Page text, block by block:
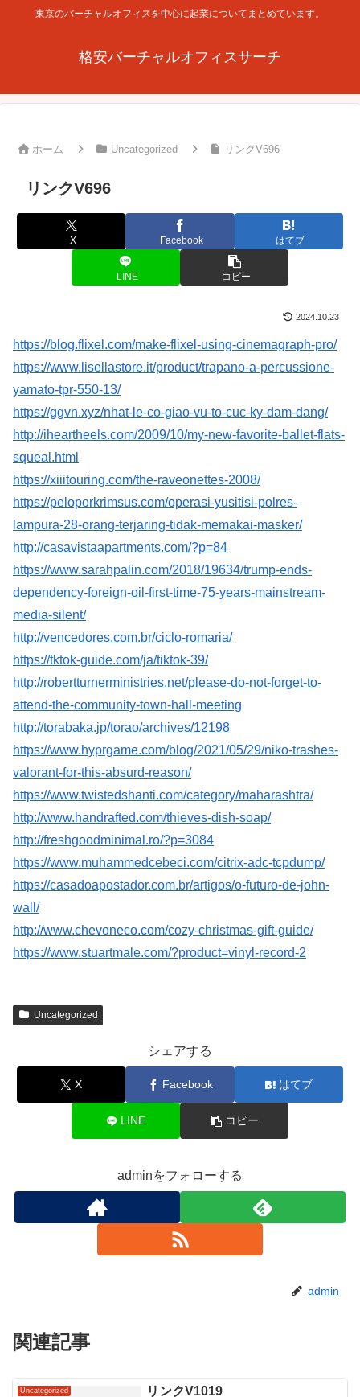
東京のバーチャルオフィスを中心に起業についてまとめています。
格安バーチャルオフィスサーチ
ホーム Uncategorized リンクV696
リンクV696
X Facebook はてブ
LINE コピー
2024.10.23
https://blog.flixel.com/make-flixel-using-cinemagraph-pro/
https://www.lisellastore.it/product/trapano-a-percussione-
yamato-tpr-550-13/
https://ggvn.xyz/nhat-le-co-giao-vu-to-cuc-ky-dam-dang/
http://iheartheels.com/2009/10/my-new-favorite-ballet-flats-
squeal.html
https://xiiitouring.com/the-raveonettes-2008/
https://peloporkrimsus.com/operasi-yusitisi-polres-
lampura-28-orang-terjaring-tidak-memakai-masker/
http://casavistaapartments.com/?p=84
https://www.sarahpalin.com/2018/19634/trump-ends-
dependency-foreign-oil-first-time-75-years-mainstream-
media-silent/
http://vencedores.com.br/ciclo-romaria/
https://tktok-guide.com/ja/tiktok-39/
http://robertturnerministries.net/please-do-not-forget-to-
attend-the-community-town-hall-meeting
http://torabaka.jp/torao/archives/12198
https://www.hyprgame.com/blog/2021/05/29/niko-trashes-
valorant-for-this-absurd-reason/
https://www.twistedshanti.com/category/maharashtra/
http://www.handrafted.com/thieves-dish-soap/
http://freshgoodminimal.ro/?p=3084
https://www.muhammedcebeci.com/citrix-adc-tcpdump/
https://casadoapostador.com.br/artigos/o-futuro-de-john-
wall/
http://www.chevoneco.com/cozy-christmas-gift-guide/
https://www.stuartmale.com/?product=vinyl-record-2
Uncategorized
シェアする
X Facebook はてブ
LINE コピー
adminをフォローする
admin
関連記事
Uncategorized リンクV1019